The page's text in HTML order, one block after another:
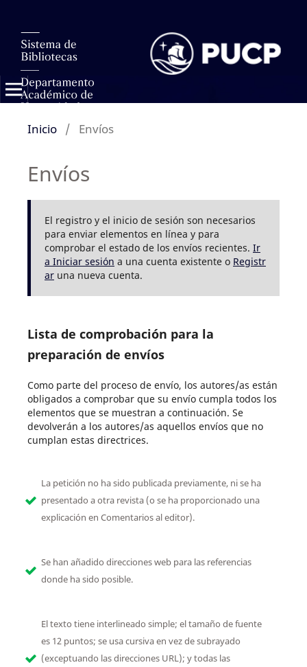
Inicio / Envíos
Envíos
El registro y el inicio de sesión son necesarios
para enviar elementos en línea y para
comprobar el estado de los envíos recientes. Ir
a Iniciar sesión a una cuenta existente o Registr
ar una nueva cuenta.
Lista de comprobación para la
preparación de envíos
Como parte del proceso de envío, los autores/as están
obligados a comprobar que su envío cumpla todos los
elementos que se muestran a continuación. Se
devolverán a los autores/as aquellos envíos que no
cumplan estas directrices.
La petición no ha sido publicada previamente, ni se ha
presentado a otra revista (o se ha proporcionado una
explicación en Comentarios al editor).
Se han añadido direcciones web para las referencias
donde ha sido posible.
El texto tiene interlineado simple; el tamaño de fuente
es 12 puntos; se usa cursiva en vez de subrayado
(exceptuando las direcciones URL); y todas las